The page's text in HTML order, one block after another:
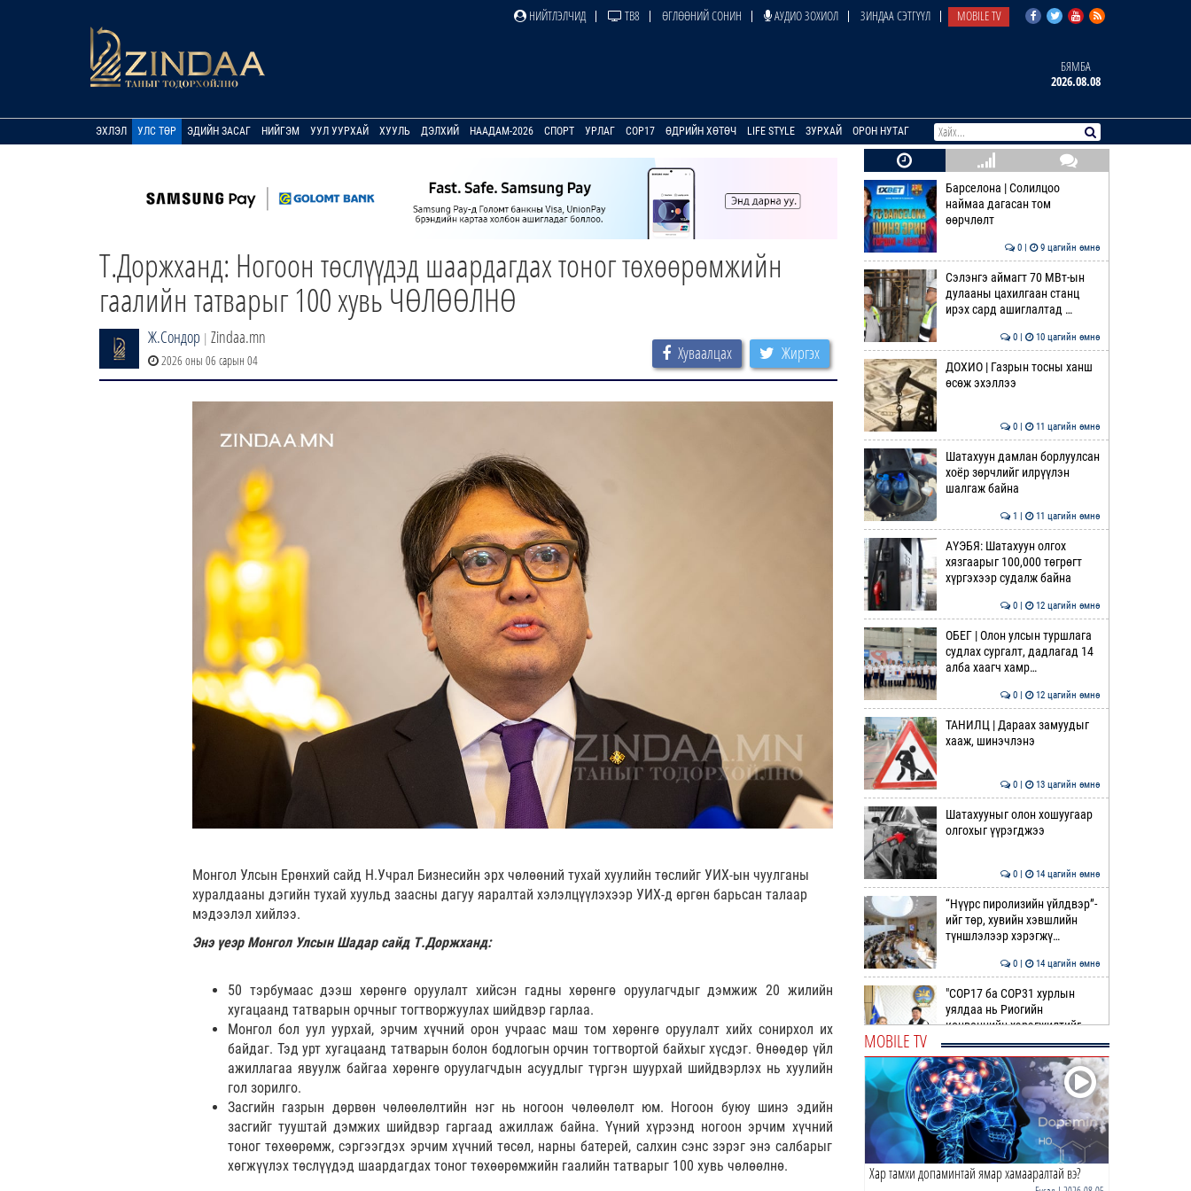
НИЙТЛЭЛЧИД ТВ8 ӨГЛӨӨНИЙ СОНИН АУДИО ЗОХИОЛ ЗИНДАА СЭТГҮҮЛ MOBILE TV
БЯМБА
2026.08.08
ЭХЛЭЛ УЛС ТӨР ЭДИЙН ЗАСАГ НИЙГЭМ УУЛ УУРХАЙ ХУУЛЬ ДЭЛХИЙ НААДАМ-2026 СПОРТ УРЛАГ COP17 ӨДРИЙН ХӨТӨЧ LIFE STYLE ЗУРХАЙ ОРОН НУТАГ
Т.Доржханд: Ногоон төслүүдэд шаардагдах тоног төхөөрөмжийн
гаалийн татварыг 100 хувь ЧӨЛӨӨЛНӨ
Ж.Сондор | Zindaa.mn
2026 оны 06 сарын 04 Хуваалцах Жиргэх
Монгол Улсын Ерөнхий сайд Н.Учрал Бизнесийн эрх чөлөөний тухай хуулийн төслийг УИХ-ын чуулганы
хуралдааны дэгийн тухай хуульд заасны дагуу яаралтай хэлэлцүүлэхээр УИХ-д өргөн барьсан талаар
мэдээлэл хийлээ.
Энэ үеэр Монгол Улсын Шадар сайд Т.Доржханд:
50 тэрбумаас дээш хөрөнгө оруулалт хийсэн гадны хөрөнгө оруулагчдыг дэмжиж 20 жилийн
хугацаанд татварын орчныг тогтворжуулах шийдвэр гарлаа.
Монгол бол уул уурхай, эрчим хүчний орон учраас маш том хөрөнгө оруулалт хийх сонирхол их
байдаг. Тэд урт хугацаанд татварын болон бодлогын орчин тогтвортой байхыг хүсдэг. Өнөөдөр үйл
ажиллагаа явуулж байгаа хөрөнгө оруулагчдын асуудлыг түргэн шуурхай шийдвэрлэх нь хуулийн
гол зорилго.
Засгийн газрын дөрвөн чөлөөлөлтийн нэг нь ногоон чөлөөлөлт юм. Ногоон буюу шинэ эдийн
засгийг тууштай дэмжих шийдвэр гаргаад ажиллаж байна. Үүний хүрээнд ногоон эрчим хүчний
тоног төхөөрөмж, сэргээгдэх эрчим хүчний төсөл, нарны батерей, салхин сэнс зэрэг энэ салбарыг
хөгжүүлэх төслүүдэд шаардагдах тоног төхөөрөмжийн гаалийн татварыг 100 хувь чөлөөлнө.
Барселона | Солилцоо
наймаа дагасан том
өөрчлөлт
0 | 9 цагийн өмнө
Сэлэнгэ аймагт 70 МВт-ын
дулааны цахилгаан станц
ирэх сард ашиглалтад …
0 | 10 цагийн өмнө
ДОХИО | Газрын тосны ханш
өсөж эхэллээ
0 | 11 цагийн өмнө
Шатахуун дамлан борлуулсан
хоёр зөрчлийг илрүүлэн
шалгаж байна
1 | 11 цагийн өмнө
АҮЭБЯ: Шатахуун олгох
хязгаарыг 100,000 төгрөгт
хүргэхээр судалж байна
0 | 12 цагийн өмнө
ОБЕГ | Олон улсын туршлага
судлах сургалт, дадлагад 14
алба хаагч хамр…
0 | 12 цагийн өмнө
ТАНИЛЦ | Дараах замуудыг
хааж, шинэчлэнэ
0 | 13 цагийн өмнө
Шатахууныг олон хошуугаар
олгохыг үүрэгджээ
0 | 14 цагийн өмнө
“Нүүрс пиролизийн үйлдвэр”-
ийг төр, хувийн хэвшлийн
түншлэлээр хэрэгжү…
0 | 14 цагийн өмнө
"COP17 ба COP31 хурлын
уялдаа нь Риогийн
конвенцийн хэрэгжилтийг
ахиул…
Монгол төрийн парадокс нь
шатахуун
0 | 14 цагийн өмнө
Б.Пүрэвдагва: Найман
MOBILE TV
Хар тамхи допаминтай ямар хамааралтай вэ?